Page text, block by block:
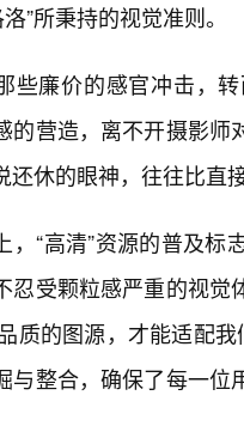
”所秉持的视觉准则。
些廉价的感官冲击，
的营造，离不开摄影
还休的眼神，往往比直
，“高清”资源的普及
忍受颗粒感严重的视
质的图源，才能适配
与整合，确保了每一